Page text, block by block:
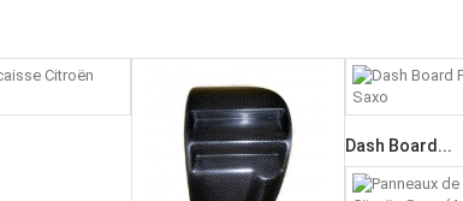
Dash Board...